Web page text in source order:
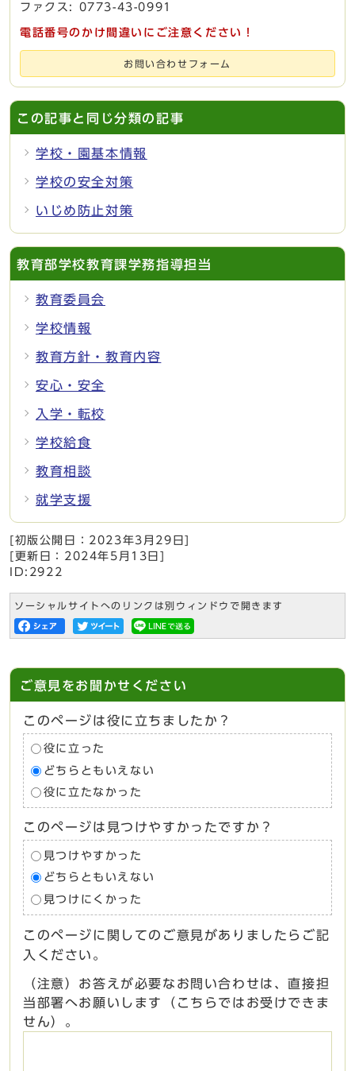
ファクス: 0773-43-0991
電話番号のかけ間違いにご注意ください！
お問い合わせフォーム
この記事と同じ分類の記事
学校・園基本情報
学校の安全対策
いじめ防止対策
教育部学校教育課学務指導担当
教育委員会
学校情報
教育方針・教育内容
安心・安全
入学・転校
学校給食
教育相談
就学支援
[初版公開日： 2023年3月29日
[更新日： 2024年5月13日
ID:2922
ソーシャルサイトへのリンクは別ウィンドウで開きます
ご意見をお聞かせください
このページは役に立ちましたか？
役に立った
どちらともいえない
役に立たなかった
このページは見つけやすかったですか？
見つけやすかった
どちらともいえない
見つけにくかった
このページに関してのご意見がありましたらご記
入ください。
（注意）お答えが必要なお問い合わせは、直接担
当部署へお願いします（こちらではお受けできま
せん）。